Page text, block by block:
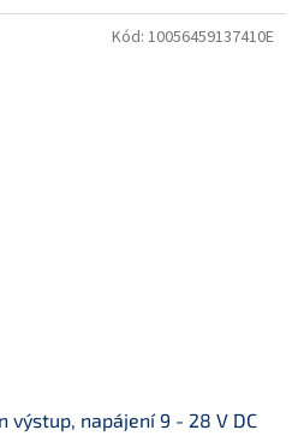
výstup, napájení 9 - 28 V DC
Kód: 10056459137410E